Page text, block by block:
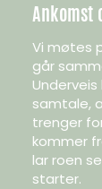
Ankomst
Vi møtes
går
samtale,
trenger
kommer
lar roen
starter.